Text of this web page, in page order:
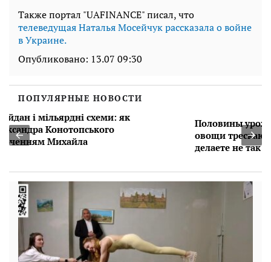
Также портал "UAFINANCE" писал, что
телеведущая Наталья Мосейчук рассказала о войне
в Украине.
Опубликовано: 13.07 09:30
ПОПУЛЯРНЫЕ НОВОСТИ
Половины урожая помидоров не будет:
овощи трескаются еще на грядке, что вы
делаете не так